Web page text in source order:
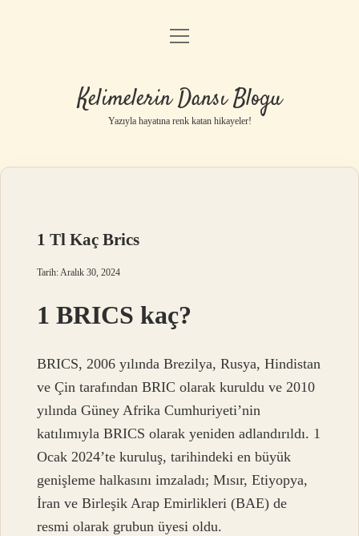
Anasayfa
Yasal Uyarı
menüyü
Kelimelerin Dansı Blogu
Yazıyla hayatına renk katan hikayeler!
1 Tl Kaç Brics
Tarih: Aralık 30, 2024
1 BRICS kaç?
BRICS, 2006 yılında Brezilya, Rusya, Hindistan
ve Çin tarafından BRIC olarak kuruldu ve 2010
yılında Güney Afrika Cumhuriyeti’nin
katılımıyla BRICS olarak yeniden adlandırıldı. 1
Ocak 2024’te kuruluş, tarihindeki en büyük
genişleme halkasını imzaladı; Mısır, Etiyopya,
İran ve Birleşik Arap Emirlikleri (BAE) de
resmi olarak grubun üyesi oldu.